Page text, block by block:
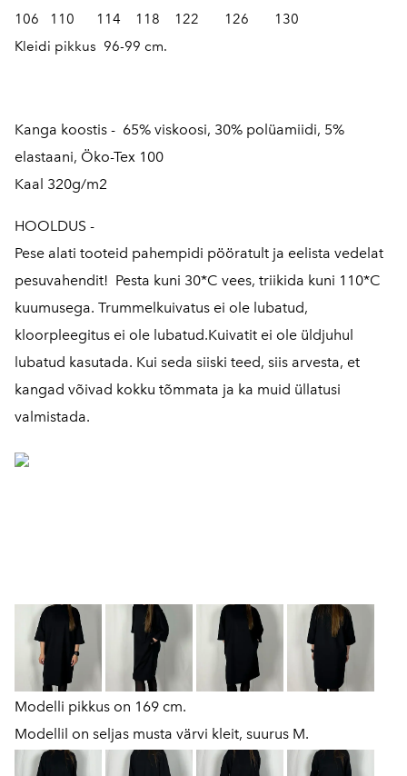
Modelli pikkus on 169 cm.
Modellil on seljas musta värvi kleit, suurus M.
106 110 114 118 122 126 130
Kleidi pikkus 96-99 cm.
Kanga koostis - 65% viskoosi, 30% polüamiidi, 5%
elastaani, Öko-Tex 100
Kaal 320g/m2
HOOLDUS -
Pese alati tooteid pahempidi pööratult ja eelista vedelat
pesuvahendit! Pesta kuni 30*C vees, triikida kuni 110*C
kuumusega. Trummelkuivatus ei ole lubatud,
kloorpleegitus ei ole lubatud.Kuivatit ei ole üldjuhul
lubatud kasutada. Kui seda siiski teed, siis arvesta, et
kangad võivad kokku tõmmata ja ka muid üllatusi
valmistada.